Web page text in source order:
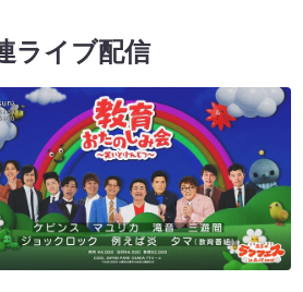
ライブ配信